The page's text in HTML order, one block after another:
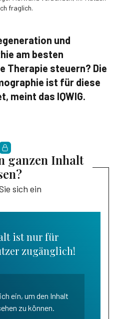
fraglich.
und
am besten
Therapie steuern? Die
ist für diese
meint das IQWIG.
ganzen Inhalt
sich ein
ist nur für
zugänglich!
ein, um den Inhalt
zu können.